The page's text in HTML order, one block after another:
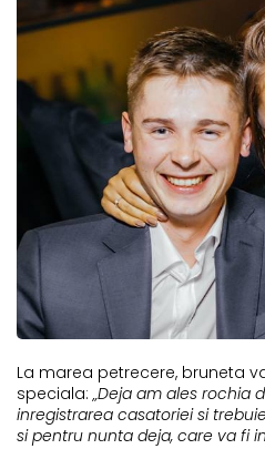
La marea petrecere, bruneta
speciala: „Deja am ales rochia
inregistrarea casatoriei si
si pentru nunta deja, care va fi